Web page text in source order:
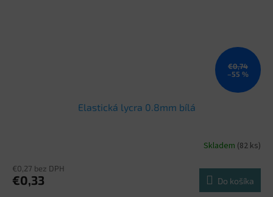
€0,74
–55 %
Elastická lycra 0.8mm bílá
Skladem (82 ks)
€0,27 bez DPH
€0,33 Do košíka